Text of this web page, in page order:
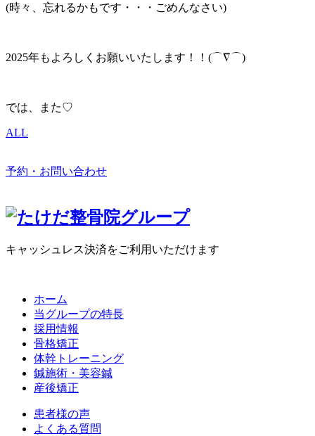
(時々、忘れるかもです・・・ごめんなさい)
2025年もよろしくお願いいたします！！(⌒∇⌒)
では、また♡
ALL
予約・お問い合わせ
キャッシュレス決済をご利用いただけます
ホーム
当グループの特長
採用情報
骨格矯正
体幹トレーニング
鍼施術・美容鍼
産後矯正
患者様の声
よくある質問